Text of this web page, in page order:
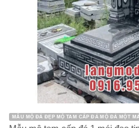
MẪU MỘ ĐÁ ĐẸP MỘ TAM CẤP ĐÁ MỘ ĐÁ MỘT